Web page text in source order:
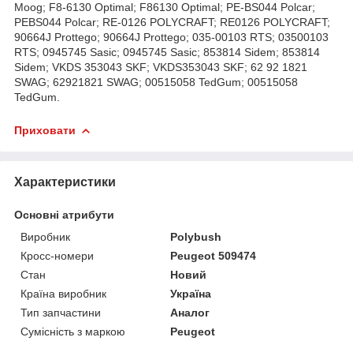
Moog; F8-6130 Optimal; F86130 Optimal; PE-BS044 Polcar;
PEBS044 Polcar; RE-0126 POLYCRAFT; RE0126 POLYCRAFT;
90664J Prottego; 90664J Prottego; 035-00103 RTS; 03500103
RTS; 0945745 Sasic; 0945745 Sasic; 853814 Sidem; 853814
Sidem; VKDS 353043 SKF; VKDS353043 SKF; 62 92 1821
SWAG; 62921821 SWAG; 00515058 TedGum; 00515058
TedGum.
Приховати
Характеристики
Основні атрибути
Виробник
Polybush
Кросс-номери
Peugeot 509474
Стан
Новий
Країна виробник
Україна
Тип запчастини
Аналог
Сумісність з маркою
Peugeot